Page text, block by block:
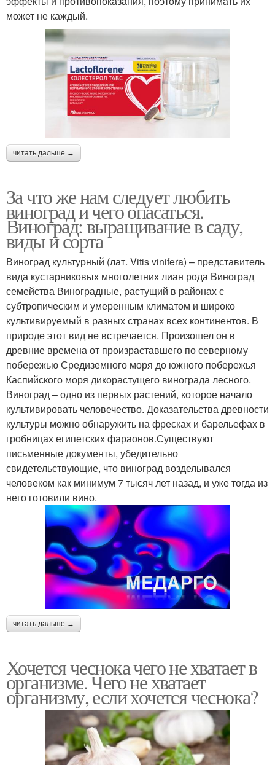
может не каждый.
читать дальше →
За что же нам следует любить
виноград и чего опасаться.
Виноград: выращивание в саду,
виды и сорта
Виноград культурный (лат. Vitis vinifera) – представитель
вида кустарниковых многолетних лиан рода Виноград
семейства Виноградные, растущий в районах с
субтропическим и умеренным климатом и широко
культивируемый в разных странах всех континентов. В
природе этот вид не встречается. Произошел он в
древние времена от произраставшего по северному
побережью Средиземного моря до южного побережья
Каспийского моря дикорастущего винограда лесного.
Виноград – одно из первых растений, которое начало
культивировать человечество. Доказательства древности
культуры можно обнаружить на фресках и барельефах в
гробницах египетских фараонов.Существуют
письменные документы, убедительно
свидетельствующие, что виноград возделывался
человеком как минимум 7 тысяч лет назад, и уже тогда из
него готовили вино.
читать дальше →
Хочется чеснока чего не хватает в
организме. Чего не хватает
организму, если хочется чеснока?